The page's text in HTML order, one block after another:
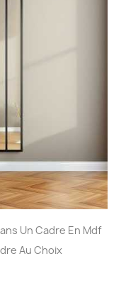
Un Cadre En Mdf
Au Choix